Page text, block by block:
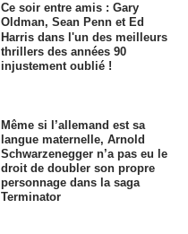
Ce soir entre amis : Gary
Oldman, Sean Penn et Ed
Harris dans l'un des meilleurs
thrillers des années 90
injustement oublié !
Même si l’allemand est sa
langue maternelle, Arnold
Schwarzenegger n’a pas eu le
droit de doubler son propre
personnage dans la saga
Terminator